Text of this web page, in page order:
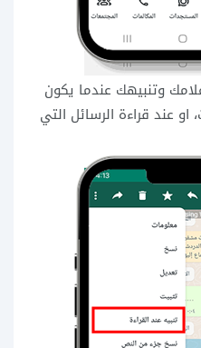
وتنبيهك عندما يكون
عند قراءة الرسائل التي